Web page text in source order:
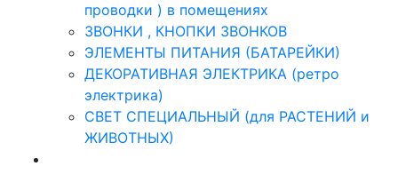
проводки ) в помещениях
ЗВОНКИ , КНОПКИ ЗВОНКОВ
ЭЛЕМЕНТЫ ПИТАНИЯ (БАТАРЕЙКИ)
ДЕКОРАТИВНАЯ ЭЛЕКТРИКА (ретро
электрика)
СВЕТ СПЕЦИАЛЬНЫЙ (для РАСТЕНИЙ и
ЖИВОТНЫХ)